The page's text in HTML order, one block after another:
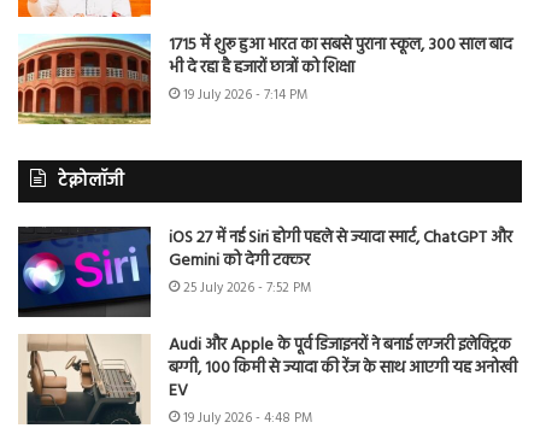
1715 में शुरू हुआ भारत का सबसे पुराना स्कूल, 300 साल बाद
भी दे रहा है हजारों छात्रों को शिक्षा
19 July 2026 - 7:14 PM
टेक्नोलॉजी
iOS 27 में नई Siri होगी पहले से ज्यादा स्मार्ट, ChatGPT और
Gemini को देगी टक्कर
25 July 2026 - 7:52 PM
Audi और Apple के पूर्व डिजाइनरों ने बनाई लग्जरी इलेक्ट्रिक
बग्गी, 100 किमी से ज्यादा की रेंज के साथ आएगी यह अनोखी
EV
19 July 2026 - 4:48 PM